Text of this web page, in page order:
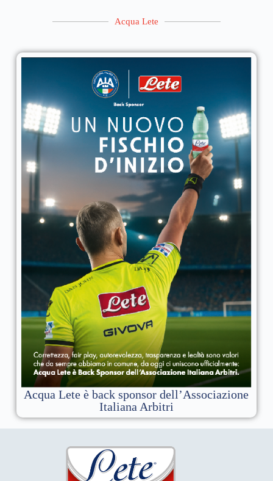
Acqua Lete
Acqua Lete è back sponsor dell’Associazione
Italiana Arbitri